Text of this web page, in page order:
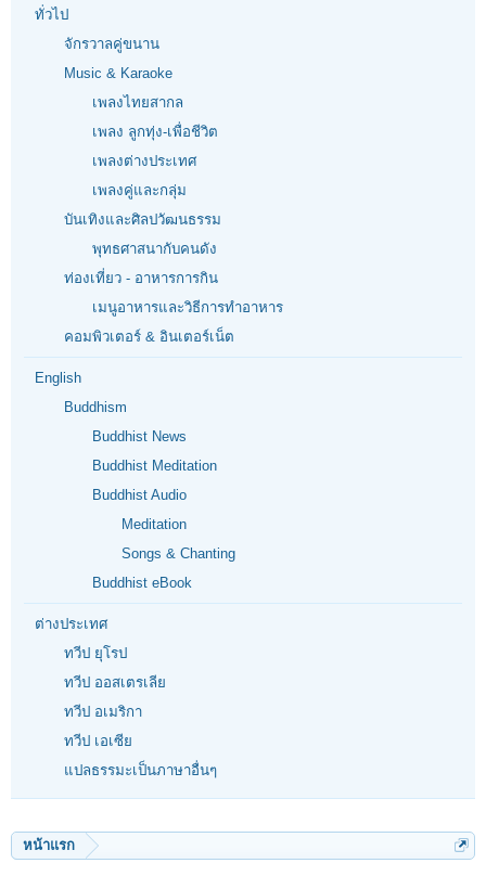
ทั่วไป
จักรวาลคู่ขนาน
Music & Karaoke
เพลงไทยสากล
เพลง ลูกทุ่ง-เพื่อชีวิต
เพลงต่างประเทศ
เพลงคู่และกลุ่ม
บันเทิงและศิลปวัฒนธรรม
พุทธศาสนากับคนดัง
ท่องเที่ยว - อาหารการกิน
เมนูอาหารและวิธีการทำอาหาร
คอมพิวเตอร์ & อินเตอร์เน็ต
English
Buddhism
Buddhist News
Buddhist Meditation
Buddhist Audio
Meditation
Songs & Chanting
Buddhist eBook
ต่างประเทศ
ทวีป ยุโรป
ทวีป ออสเตรเลีย
ทวีป อเมริกา
ทวีป เอเซีย
แปลธรรมะเป็นภาษาอื่นๆ
หน้าแรก